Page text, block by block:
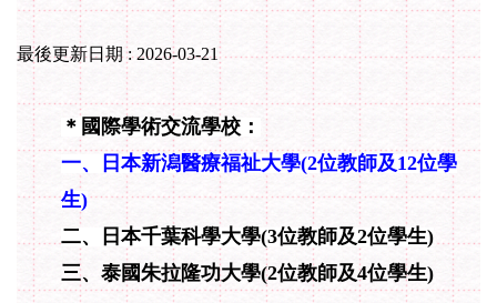
最後更新日期 :2026-03-21
＊國際學術交流學校：
一、日本新潟醫療福祉大學(2位教師及12位學
生)
二、日本千葉科學大學(3位教師及2位學生)
三、泰國朱拉隆功大學(2位教師及4位學生)